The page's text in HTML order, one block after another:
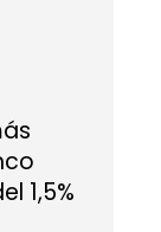
1,5%